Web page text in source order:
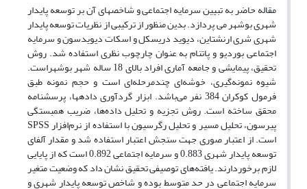
مقاله حاضر به تبیین سرمایه اجتماعی و شاخص­های آن بر توسعه پایدار
شهری بوشهر می پردازد. بدین منظور از ترکیبی از نظریات توسعه پایدار
شهری شری ارنشتاین، دیوید دریسکل و اسکات دیویدسون و سرمایه
اجتماعی بوردیو و پاتنام به عنوان چارچوب نظری استفاده شد. روش
تحقیق، پیمایشی و جامعه آماری افراد بالای 18 ساله شهر بوشهراست.
شیوه نمونه‌گیری، خوشه‌ای چندمرحله‌ای است و حجم نمونه طبق
فرمول کوکران 384 نفر می‌باشد. ابزار گردآوری داده‏ها، پرسشنامه
محقق ساخته است. روش تجزیه و تحلیل داده‌ها، ضریب همبستگی
پیرسون، تحلیل مسیر و تحلیل رگرسیون با استفاده از نرم‌افزار SPSS
است. از اعتبار صوری جهت سنجش اعتبار استفاده شد و مقدار آلفای
توسعه پایدار شهری 0.883 و سرمایه اجتماعی 0.892 است که از پایایی
لازم برخوردارند. یافته‌های توصیفی تحقیق نشان داد که وضعیت متغیر
سرمایه اجتماعی در حد متوسط بوده و شاخص توسعه پایدار شهری و